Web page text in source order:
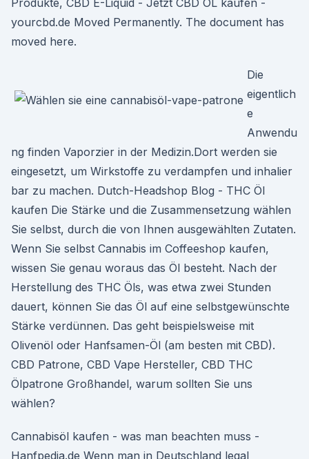
Produkte, CBD E-Liquid - Jetzt CBD ÖL kaufen -
yourcbd.de Moved Permanently. The document has
moved here.
Die
eigentlich
e
Anwendu
ng finden Vaporzier in der Medizin.Dort werden sie
eingesetzt, um Wirkstoffe zu verdampfen und inhalier
bar zu machen. Dutch-Headshop Blog - THC Öl
kaufen Die Stärke und die Zusammensetzung wählen
Sie selbst, durch die von Ihnen ausgewählten Zutaten.
Wenn Sie selbst Cannabis im Coffeeshop kaufen,
wissen Sie genau woraus das Öl besteht. Nach der
Herstellung des THC Öls, was etwa zwei Stunden
dauert, können Sie das Öl auf eine selbstgewünschte
Stärke verdünnen. Das geht beispielsweise mit
Olivenöl oder Hanfsamen-Öl (am besten mit CBD).
CBD Patrone, CBD Vape Hersteller, CBD THC
Ölpatrone Großhandel, warum sollten Sie uns
wählen?
Cannabisöl kaufen - was man beachten muss -
Hanfpedia.de Wenn man in Deutschland legal